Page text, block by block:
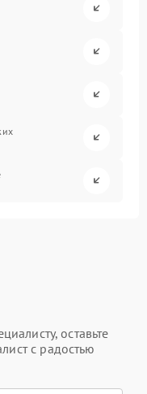
оставьте
с радостью